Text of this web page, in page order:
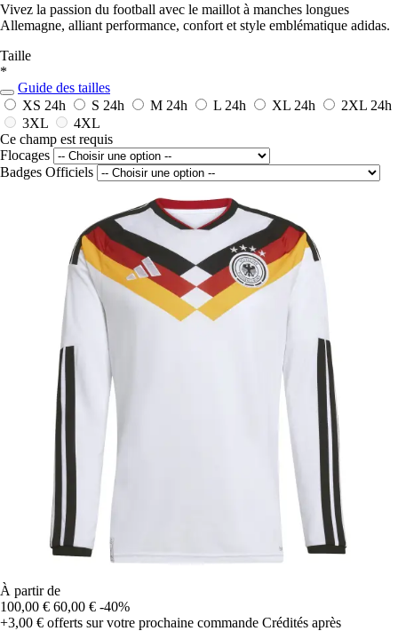
Vivez la passion du football avec le maillot à manches longues
Allemagne, alliant performance, confort et style emblématique adidas.
Taille
*
Guide des tailles
XS 24h S 24h M 24h L 24h XL 24h 2XL 24h
3XL
4XL
Ce champ est requis
Flocages
Badges Officiels
À partir de
100,00 € 60,00 € -40%
+3,00 € offerts sur votre prochaine commande Crédités après